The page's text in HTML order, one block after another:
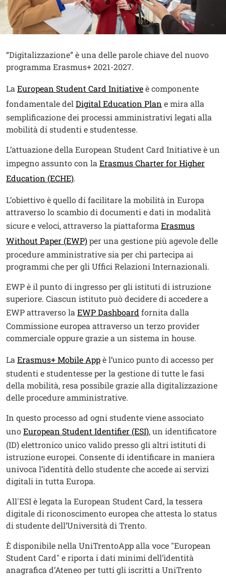
Contenuto
Testo
“Digitalizzazione” è una delle parole chiave del nuovo
programma Erasmus+ 2021-2027.
La European Student Card Initiativeè componente
fondamentale del Digital Education Plan e mira alla
semplificazione dei processi amministrativi legati alla
mobilità di studenti e studentesse.
L’attuazione della European Student Card Initiative è un
impegno assunto con la Erasmus Charter for Higher
Education (ECHE).
L’obiettivo è quello di facilitare la mobilità in Europa
attraverso lo scambio di documenti e dati in modalità
sicure e veloci, attraverso la piattaforma Erasmus
Without Paper (EWP)per una gestione più agevole delle
procedure amministrative sia per chi partecipa ai
programmi che per gli Uffici Relazioni Internazionali.
EWP è il punto di ingresso per gli istituti di istruzione
superiore. Ciascun istituto può decidere di accedere a
EWP attraverso la EWP Dashboard fornita dalla
Commissione europea attraverso un terzo provider
commerciale oppure grazie a un sistema in house.
La Erasmus+ Mobile Appè l’unico punto di accesso per
studenti e studentesse per la gestione di tutte le fasi
della mobilità, resa possibile grazie alla digitalizzazione
delle procedure amministrative.
In questo processo ad ogni studente viene associato
unoEuropean Student Identifier (ESI), un identificatore
(ID) elettronico unico valido presso gli altri istituti di
istruzione europei. Consente di identificare in maniera
univoca l’identità dello studente che accede ai servizi
digitali in tutta Europa.
All'ESI è legata la European Student Card, la tessera
digitale di riconoscimento europea che attesta lo status
di studente dell’Università di Trento.
È disponibile nella UniTrentoApp alla voce "European
Student Card" e riporta i dati minimi dell’identità
anagrafica d’Ateneo per tutti gli iscritti a UniTrento